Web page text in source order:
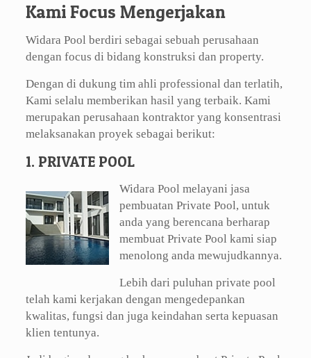
Kami Focus Mengerjakan
Widara Pool berdiri sebagai sebuah perusahaan
dengan focus di bidang konstruksi dan property.
Dengan di dukung tim ahli professional dan terlatih,
Kami selalu memberikan hasil yang terbaik. Kami
merupakan perusahaan kontraktor yang konsentrasi
melaksanakan proyek sebagai berikut:
1. PRIVATE POOL
Widara Pool melayani jasa
pembuatan Private Pool, untuk
anda yang berencana berharap
membuat Private Pool kami siap
menolong anda mewujudkannya.
Lebih dari puluhan private pool
telah kami kerjakan dengan mengedepankan
kwalitas, fungsi dan juga keindahan serta kepuasan
klien tentunya.